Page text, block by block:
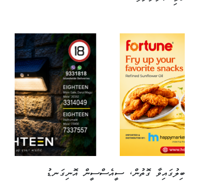
ބިލުގައިވާ ގޮތުން، ސީއެސްސީން އޮނިގަނޑު